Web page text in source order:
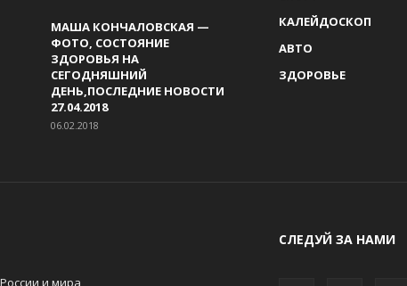
МАША КОНЧАЛОВСКАЯ —
ФОТО, СОСТОЯНИЕ
ЗДОРОВЬЯ НА
СЕГОДНЯШНИЙ
ДЕНЬ,ПОСЛЕДНИЕ НОВОСТИ
27.04.2018
06.02.2018
КАЛЕЙДОСКОП
АВТО
ЗДОРОВЬЕ
и мира
СЛЕДУЙ ЗА НАМИ